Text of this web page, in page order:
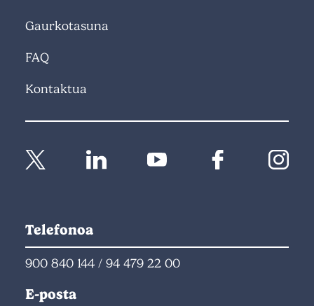
Gaurkotasuna
FAQ
Kontaktua
Telefonoa
900 840 144 / 94 479 22 00
E-posta